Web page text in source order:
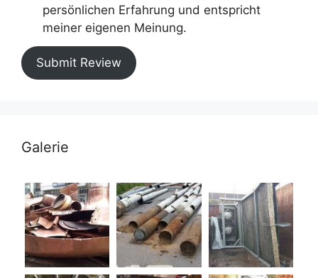
persönlichen Erfahrung und entspricht
meiner eigenen Meinung.
Submit Review
Galerie